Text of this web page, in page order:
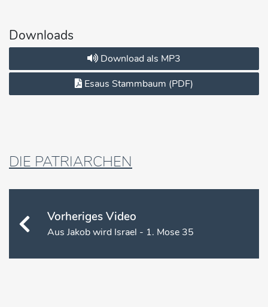
Downloads
Download als MP3
Esaus Stammbaum (PDF)
DIE PATRIARCHEN
Vorheriges Video
Aus Jakob wird Israel - 1. Mose 35